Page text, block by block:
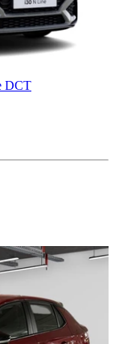
DCT